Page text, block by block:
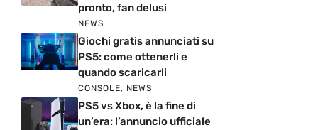
pronto, fan delusi
NEWS
Giochi gratis annunciati su
PS5: come ottenerli e
quando scaricarli
CONSOLE, NEWS
PS5 vs Xbox, è la fine di
un’era: l’annuncio ufficiale